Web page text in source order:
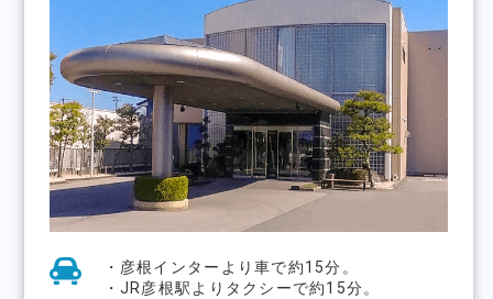
・彦根インターより⾞で約15分。
・JR彦根駅よりタクシーで約15分。